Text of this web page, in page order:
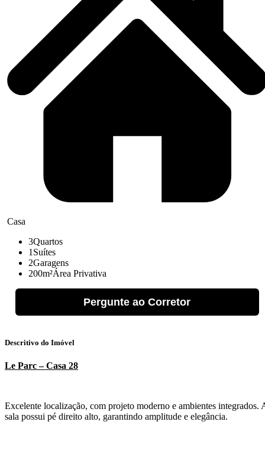
Casa
3Quartos
1 Suítes
2Garagens
200m²Área Privativa
Pergunte ao Corretor
Descritivo do Imóvel
Le Parc – Casa 28
Excelente localização, com projeto moderno e ambientes integrados.
sala possui pé direito alto, garantindo amplitude e elegância.